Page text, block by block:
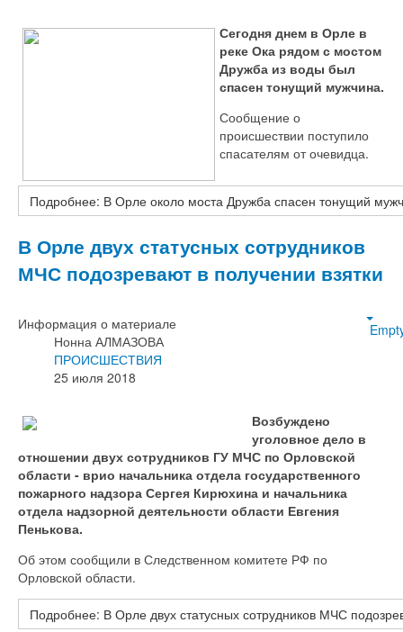
Сегодня днем в Орле в
реке Ока рядом с мостом
Дружба из воды был
спасен тонущий мужчина.
Сообщение о
происшествии поступило
спасателям от очевидца.
Подробнее: В Орле около моста Дружба спасен тонущий
В Орле двух статусных сотрудников
МЧС подозревают в получении взятки
Информация о материале
Нонна АЛМАЗОВА
ПРОИСШЕСТВИЯ
25 июля 2018
Возбуждено
уголовное дело в
отношении двух сотрудников ГУ МЧС по Орловской
области - врио начальника отдела государственного
пожарного надзора Сергея Кирюхина и начальника
отдела надзорной деятельности области Евгения
Пенькова.
Об этом сообщили в Следственном комитете РФ по
Орловской области.
Подробнее: В Орле двух статусных сотрудников МЧС